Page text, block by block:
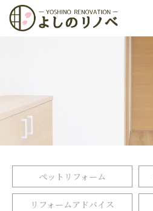
ペットリフォーム
リフォームアドバイス